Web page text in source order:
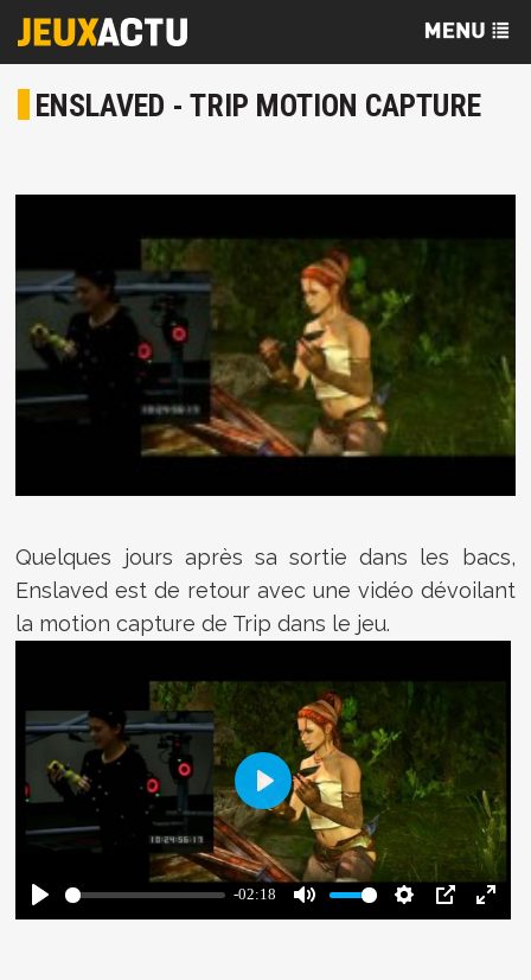
ENSLAVED - TRIP MOTION CAPTURE
Quelques jours après sa sortie dans les bacs,
Enslaved est de retour avec une vidéo dévoilant
la motion capture de Trip dans le jeu.